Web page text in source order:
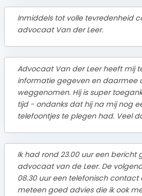
Inmiddels tot volle tevredenheid
advocaat Van der Leer.
Advocaat Van der Leer heeft mij
informatie gegeven en daarmee
weggenomen. Hij is super
tijd - ondanks dat hij na mij nog
telefoontjes te plegen had. Veel
Ik had rond 23.00 uur een bericht
advocaat van de Leer. De
08.30 uur een telefonisch contact
meteen goed advies die ik ook